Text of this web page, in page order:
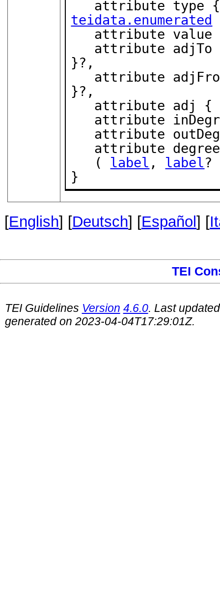
teidata.enumerated
attribute
attribute
}?,
attribute
}?,
attribute adj
attribute
attribute
attribute
   (
label , label?
}
[English] [Deutsch] [Español ] [
TEI
TEI Guidelines Version 4.6.0. Last
generated on 2023-04-04T17:29:01Z.